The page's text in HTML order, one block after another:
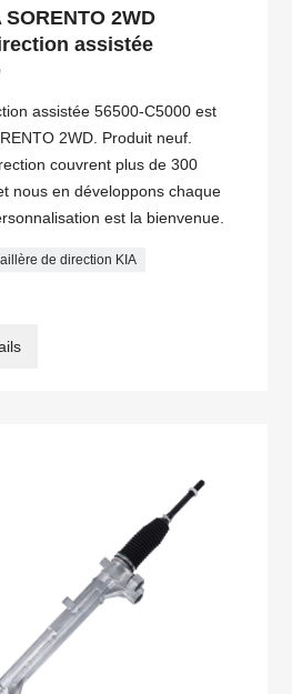
2WD
assistée
assistée 56500-C5000 est
2WD. Produit neuf.
couvrent plus de 300
nous en développons chaque
est la bienvenue.
de direction KIA